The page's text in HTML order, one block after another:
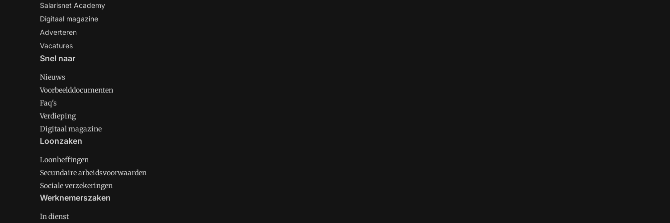
Salarisnet Academy
Digitaal magazine
Adverteren
Vacatures
Snel naar
Nieuws
Voorbeelddocumenten
Faq's
Verdieping
Digitaal magazine
Loonzaken
Loonheffingen
Secundaire arbeidsvoorwaarden
Sociale verzekeringen
Werknemerszaken
In dienst